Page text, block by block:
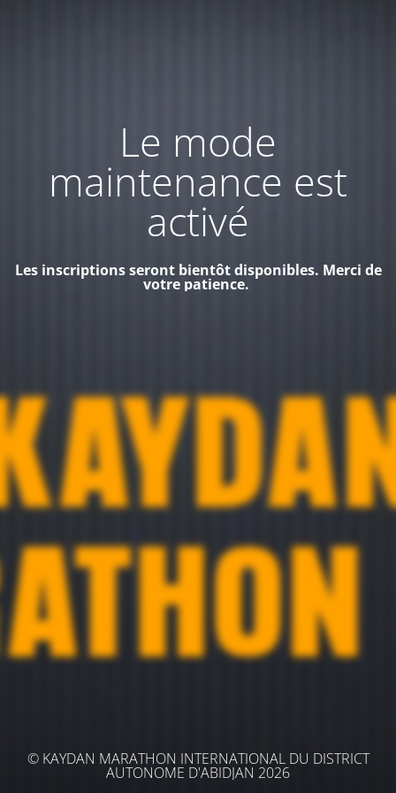
Le mode
maintenance est
activé
Les inscriptions seront bientôt disponibles. Merci de
votre patience.
© KAYDAN MARATHON INTERNATIONAL DU DISTRICT
AUTONOME D'ABIDJAN 2026